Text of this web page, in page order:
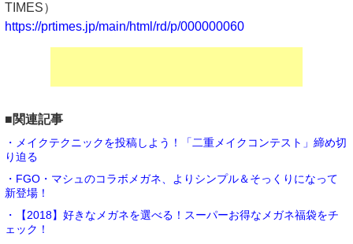
TIMES）
https://prtimes.jp/main/html/rd/p/000000060
■関連記事
・メイクテクニックを投稿しよう！「二重メイクコンテスト」締め切
り迫る
・FGO・マシュのコラボメガネ、よりシンプル＆そっくりになって
新登場！
・【2018】好きなメガネを選べる！スーパーお得なメガネ福袋をチ
ェック！